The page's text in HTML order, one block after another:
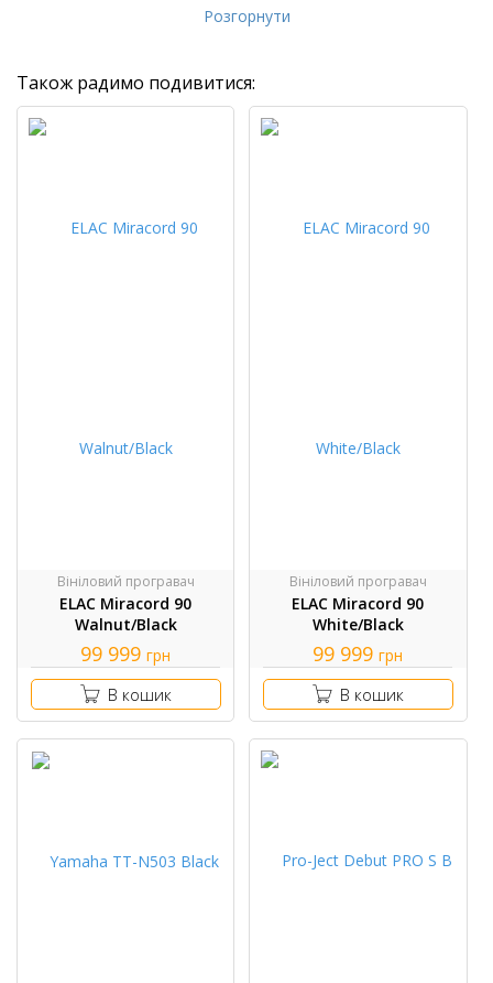
Розгорнути
Також радимо подивитися:
Вініловий програвач
ELAC Miracord 90
Walnut/Black
99 999 грн
В кошик
Вініловий програвач
ELAC Miracord 90
White/Black
99 999 грн
В кошик